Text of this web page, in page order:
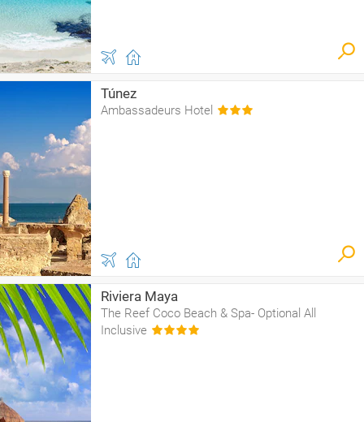
Túnez
Ambassadeurs Hotel
Riviera Maya
The Reef Coco Beach & Spa- Optional All
Inclusive